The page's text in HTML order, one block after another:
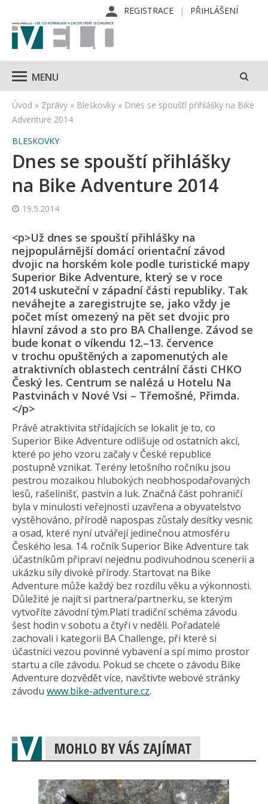
REGISTRACE PŘIHLÁŠENÍ
MENU
Úvod » Zprávy » Bleskovky » Dnes se spouští přihlášky na Bike
Adventure 2014
BLESKOVKY
Dnes se spouští přihlášky
na Bike Adventure 2014
19.5.2014
<p>Už dnes se spouští přihlášky na
nejpopulárnější domácí orientační závod
dvojic na horském kole podle turistické mapy
Superior Bike Adventure, který se v roce
2014 uskuteční v západní části republiky. Tak
neváhejte a zaregistrujte se, jako vždy je
počet míst omezený na pět set dvojic pro
hlavní závod a sto pro BA Challenge. Závod se
bude konat o víkendu 12.–13. července
v trochu opuštěných a zapomenutých ale
atraktivních oblastech centrální části CHKO
Český les. Centrum se nalézá u Hotelu Na
Pastvinách v Nové Vsi – Třemošné, Přimda.
</p>
Právě atraktivita střídajících se lokalit je to, co
Superior Bike Adventure odlišuje od ostatních akcí,
které po jeho vzoru začaly v České republice
postupně vznikat. Terény letošního ročníku jsou
pestrou mozaikou hlubokých neobhospodařovaných
lesů, rašelinišť, pastvin a luk. Značná část pohraničí
byla v minulosti veřejnosti uzavřena a obyvatelstvo
vystěhováno, přírodě napospas zůstaly desítky vesnic
a osad, které nyní utvářejí jedinečnou atmosféru
Českého lesa. 14. ročník Superior Bike Adventure tak
účastníkům připraví nejednu podivuhodnou scenerii a
ukázku síly divoké přírody. Startovat na Bike
Adventure může každý bez rozdílu věku a výkonnosti.
Důležité je najít si partnera/partnerku, se kterým
vytvoříte závodní tým.Platí tradiční schéma závodu
šest hodin v sobotu a čtyři v neděli. Pořadatelé
zachovali i kategorii BA Challenge, při které si
účastníci vezou povinné vybavení a spí mimo prostor
startu a cíle závodu. Pokud se chcete o závodu Bike
Adventure dozvědět více, navštivte webové stránky
závodu www.bike-adventure.cz.
MOHLO BY VÁS ZAJÍMAT